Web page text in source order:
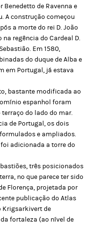
de Ravenna e
A construção começou
a morte do rei D. João
regência do Cardeal D.
Em 1580,
do duque de Alba e
em Portugal, já estava
bastante modificada ao
espanhol foram
terraço do lado do mar.
de Portugal, os dois
e ampliados.
adicionada a torre do
três posicionados
no que parece ter sido
Florença, projetada por
publicação do Atlas
Krigsarkivert de
fortaleza (ao nível de